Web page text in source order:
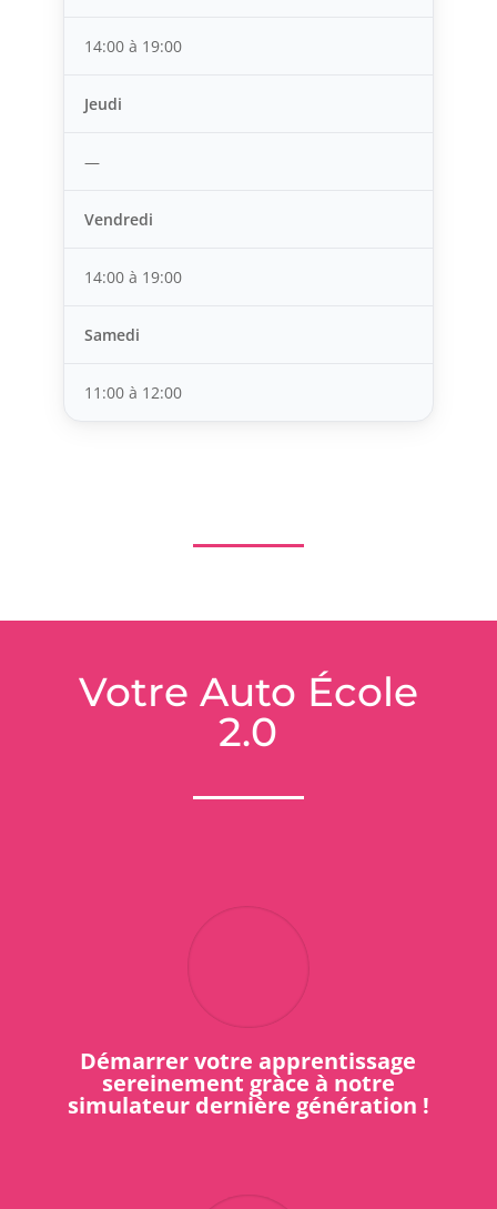
14:00 à 19:00
Jeudi
—
Vendredi
14:00 à 19:00
Samedi
11:00 à 12:00
Votre Auto École
2.0
Démarrer votre apprentissage
sereinement gràce à notre
simulateur dernière génération !